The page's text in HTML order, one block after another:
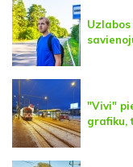
"Vivi"
grafiku,